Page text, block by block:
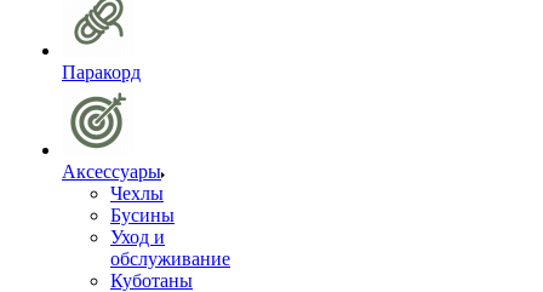
Паракорд
Аксессуары
Чехлы
Бусины
Уход и
обслуживание
Куботаны